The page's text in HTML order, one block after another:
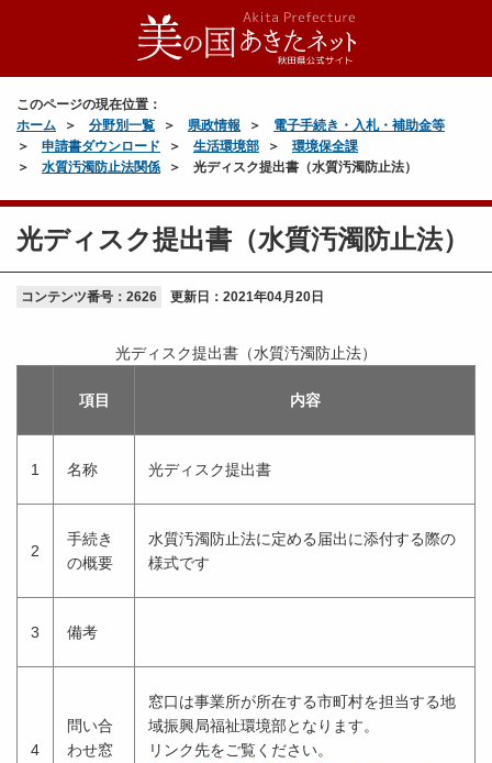
このページの現在位置：
ホーム
分野別一覧 県政情報
電子手続き・入札・補助金等
申請書ダウンロード
生活環境部
環境保全課
水質汚濁防止法関係
光ディスク提出書（水質汚濁防止法）
光ディスク提出書（水質汚濁防止法）
コンテンツ番号：2626 更新日： 2021年04月20日
項目 内容
光ディスク提出書（水質汚濁防止法）
1 名称 光ディスク提出書
2
手続き
の概要
水質汚濁防止法に定める届出に添付する際の
様式です
3 備考
4
問い合
わせ窓
窓口は事業所が所在する市町村を担当する地
域振興局福祉環境部となります。
リンク先をご覧ください。